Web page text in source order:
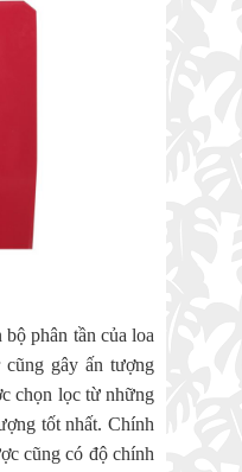
phân tần của loa
gây ấn tượng
chọn lọc từ những
tốt nhất. Chính
cũng có độ chính